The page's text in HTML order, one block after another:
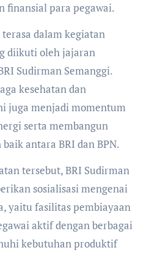
finansial para pegawai.
terasa dalam kegiatan
diikuti oleh jajaran
Sudirman Semanggi.
kesehatan dan
juga menjadi momentum
serta membangun
antara BRI dan BPN.
tersebut, BRI Sudirman
sosialisasi mengenai
yaitu fasilitas pembiayaan
aktif dengan berbagai
kebutuhan produktif